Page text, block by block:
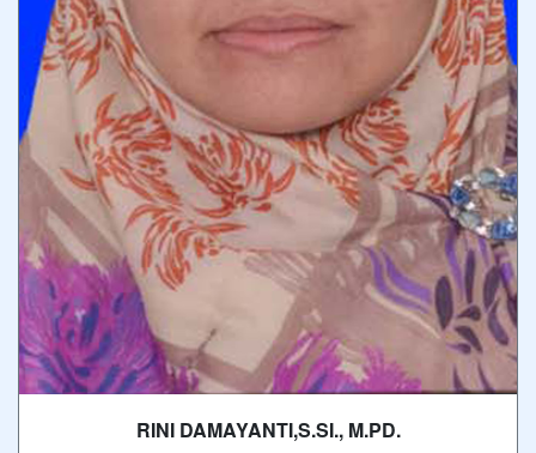
RINI DAMAYANTI,S.SI., M.PD.